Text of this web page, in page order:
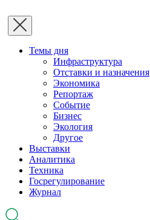
Темы дня
Инфраструктура
Отставки и назначения
Экономика
Репортаж
Событие
Бизнес
Экология
Другое
Выставки
Аналитика
Техника
Госрегулирование
Журнал